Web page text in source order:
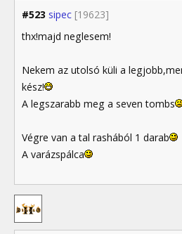
#523 sipec [19623]
thx!majd neglesem!
Nekem az utolsó küli a
kész!
A legszarabb meg a seven tombs
Végre van a tal rashából 1 darab
A varázspálca